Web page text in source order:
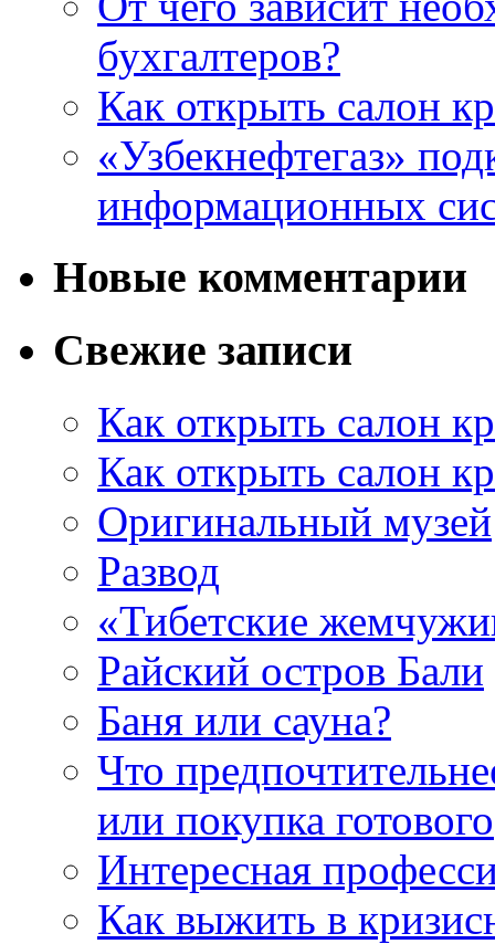
бухгалтеров?
Как открыть салон
«Узбекнефтегаз»
информационных
Новые комментарии
Свежие записи
Как открыть салон
Как открыть салон
Оригинальный музей
Развод
«Тибетские
Райский остров Бали
Баня или сауна?
Что
или покупка готового
Интересная
Как выжить в